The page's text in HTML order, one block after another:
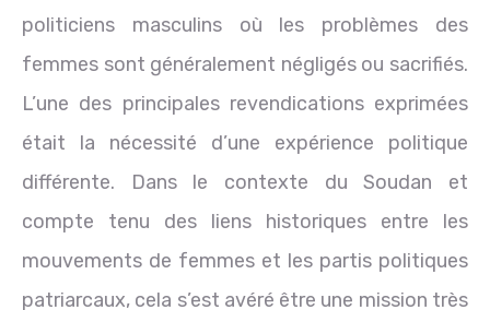
politiciens masculins où les problèmes des
femmes sont généralement négligés ou sacrifiés.
L’une des principales revendications exprimées
était la nécessité d’une expérience politique
différente. Dans le contexte du Soudan et
compte tenu des liens historiques entre les
mouvements de femmes et les partis politiques
patriarcaux, cela s’est avéré être une mission très